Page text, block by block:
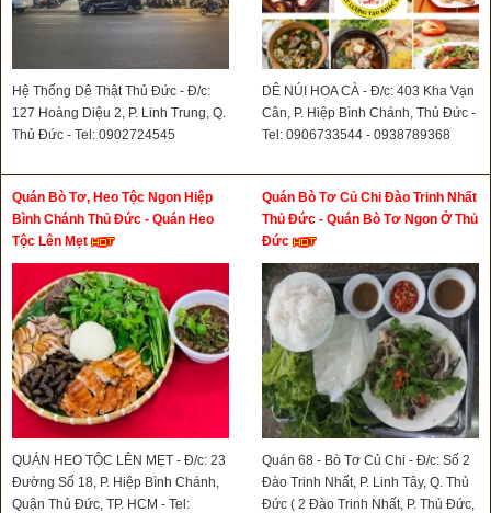
Hệ Thống Dê Thật Thủ Đức - Đ/c:
127 Hoàng Diệu 2, P. Linh Trung, Q.
Thủ Đức - Tel: 0902724545
DÊ NÚI HOA CÀ - Đ/c: 403 Kha Vạn
Cân, P. Hiệp Bình Chánh, Thủ Đức -
Tel: 0906733544 - 0938789368
Quán Bò Tơ, Heo Tộc Ngon Hiệp
Bình Chánh Thủ Đức - Quán Heo
Tộc Lên Mẹt
QUÁN HEO TỘC LÊN MẸT - Đ/c: 23
Đường Số 18, P. Hiệp Bình Chánh,
Quận Thủ Đức, TP. HCM - Tel:
Quán Bò Tơ Củ Chi Đào Trinh Nhất
Thủ Đức - Quán Bò Tơ Ngon Ở Thủ
Đức
Quán 68 - Bò Tơ Củ Chi - Đ/c: Số 2
Đào Trinh Nhất, P. Linh Tây, Q. Thủ
Đức ( 2 Đào Trinh Nhất, P. Thủ Đức,